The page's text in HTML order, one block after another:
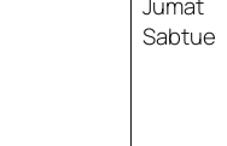
Jumat
Sabtue